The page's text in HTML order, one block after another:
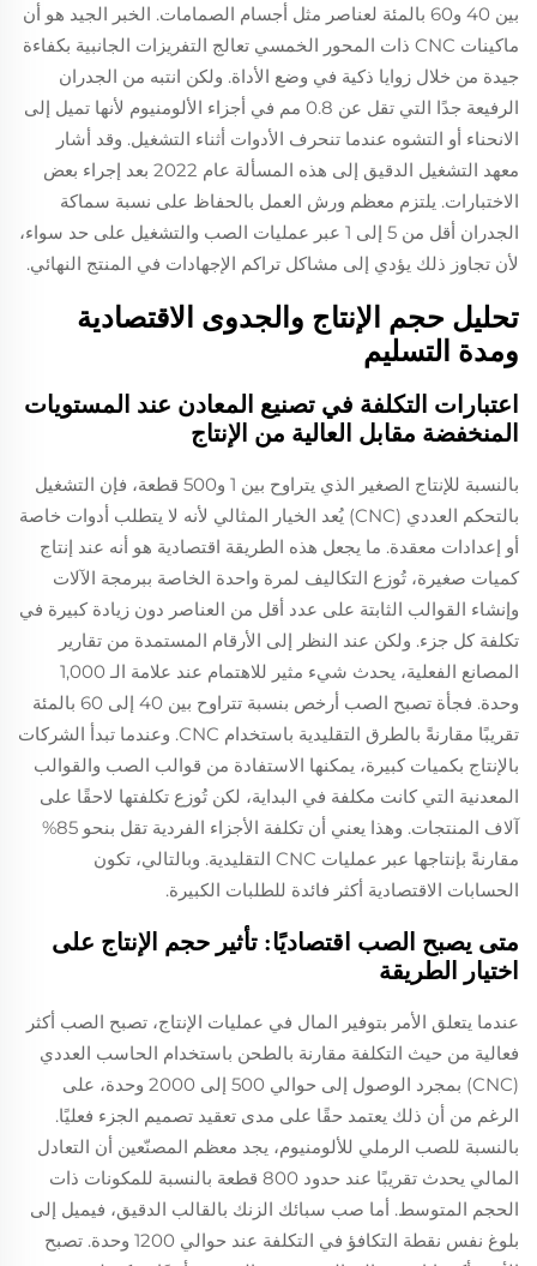
بين 40 و60 بالمئة لعناصر مثل أجسام الصمامات. الخبر الجيد هو أن
ماكينات CNC ذات المحور الخمسي تعالج التفريزات الجانبية بكفاءة
جيدة من خلال زوايا ذكية في وضع الأداة. ولكن انتبه من الجدران
الرفيعة جدًا التي تقل عن 0.8 مم في أجزاء الألومنيوم لأنها تميل إلى
الانحناء أو التشوه عندما تنحرف الأدوات أثناء التشغيل. وقد أشار
معهد التشغيل الدقيق إلى هذه المسألة عام 2022 بعد إجراء بعض
الاختبارات. يلتزم معظم ورش العمل بالحفاظ على نسبة سماكة
الجدران أقل من 5 إلى 1 عبر عمليات الصب والتشغيل على حد سواء،
لأن تجاوز ذلك يؤدي إلى مشاكل تراكم الإجهادات في المنتج النهائي.
تحليل حجم الإنتاج والجدوى الاقتصادية
ومدة التسليم
اعتبارات التكلفة في تصنيع المعادن عند المستويات
المنخفضة مقابل العالية من الإنتاج
بالنسبة للإنتاج الصغير الذي يتراوح بين 1 و500 قطعة، فإن التشغيل
بالتحكم العددي (CNC) يُعد الخيار المثالي لأنه لا يتطلب أدوات خاصة
أو إعدادات معقدة. ما يجعل هذه الطريقة اقتصادية هو أنه عند إنتاج
كميات صغيرة، تُوزع التكاليف لمرة واحدة الخاصة ببرمجة الآلات
وإنشاء القوالب الثابتة على عدد أقل من العناصر دون زيادة كبيرة في
تكلفة كل جزء. ولكن عند النظر إلى الأرقام المستمدة من تقارير
المصانع الفعلية، يحدث شيء مثير للاهتمام عند علامة الـ 1,000
وحدة. فجأة تصبح الصب أرخص بنسبة تتراوح بين 40 إلى 60 بالمئة
تقريبًا مقارنةً بالطرق التقليدية باستخدام CNC. وعندما تبدأ الشركات
بالإنتاج بكميات كبيرة، يمكنها الاستفادة من قوالب الصب والقوالب
المعدنية التي كانت مكلفة في البداية، لكن تُوزع تكلفتها لاحقًا على
آلاف المنتجات. وهذا يعني أن تكلفة الأجزاء الفردية تقل بنحو 85%
مقارنةً بإنتاجها عبر عمليات CNC التقليدية. وبالتالي، تكون
الحسابات الاقتصادية أكثر فائدة للطلبات الكبيرة.
متى يصبح الصب اقتصاديًا: تأثير حجم الإنتاج على
اختيار الطريقة
عندما يتعلق الأمر بتوفير المال في عمليات الإنتاج، تصبح الصب أكثر
فعالية من حيث التكلفة مقارنة بالطحن باستخدام الحاسب العددي
(CNC) بمجرد الوصول إلى حوالي 500 إلى 2000 وحدة، على
الرغم من أن ذلك يعتمد حقًا على مدى تعقيد تصميم الجزء فعليًا.
بالنسبة للصب الرملي للألومنيوم، يجد معظم المصنّعين أن التعادل
المالي يحدث تقريبًا عند حدود 800 قطعة بالنسبة للمكونات ذات
الحجم المتوسط. أما صب سبائك الزنك بالقالب الدقيق، فيميل إلى
بلوغ نفس نقطة التكافؤ في التكلفة عند حوالي 1200 وحدة. تصبح